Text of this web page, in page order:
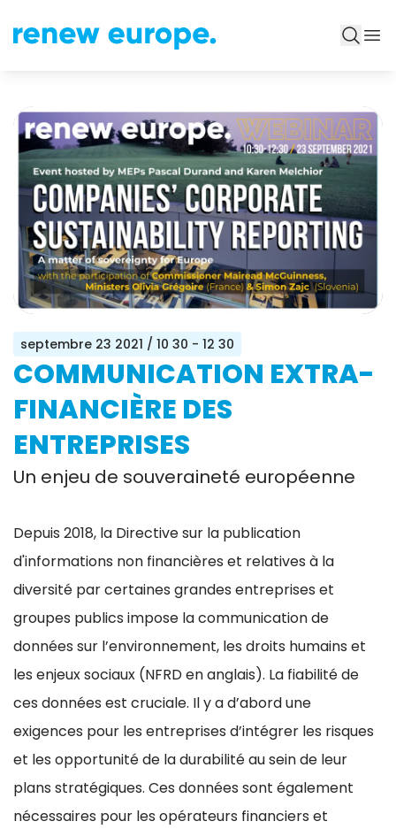
septembre 23 2021 / 10 30 - 12 30
COMMUNICATION EXTRA-
FINANCIÈRE DES
ENTREPRISES
Un enjeu de souveraineté européenne
Depuis 2018, la Directive sur la publication
d'informations non financières et relatives à la
diversité par certaines grandes entreprises et
groupes publics impose la communication de
données sur l’environnement, les droits humains et
les enjeux sociaux (NFRD en anglais). La fiabilité de
ces données est cruciale. Il y a d’abord une
exigences pour les entreprises d’intégrer les risques
et les opportunité de la durabilité au sein de leur
plans stratégiques. Ces données sont également
nécessaires pour les opérateurs financiers et